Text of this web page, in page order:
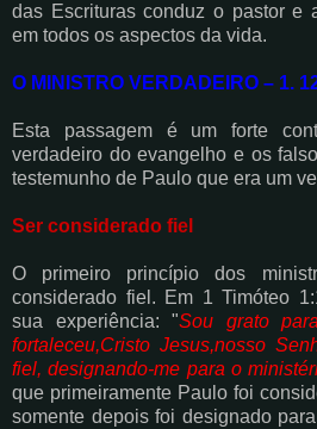
das Escrituras conduz o pastor e
em todos os aspectos da vida.
O MINISTRO VERDADEIRO – 1.
Esta passagem é um forte
verdadeiro do evangelho e os
testemunho de Paulo que era um
Ser considerado fiel
O primeiro princípio dos
considerado fiel. Em 1 Timóteo
sua experiência: "Sou grato
fortaleceu,Cristo Jesus,nosso
fiel, designando-me para o
que primeiramente Paulo foi
somente depois foi designado